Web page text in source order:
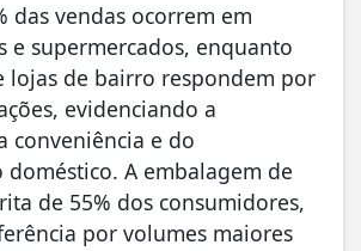
das vendas ocorrem em
e supermercados, enquanto
lojas de bairro respondem por
evidenciando a
conveniência e do
doméstico. A embalagem de
de 55% dos consumidores,
por volumes maiores